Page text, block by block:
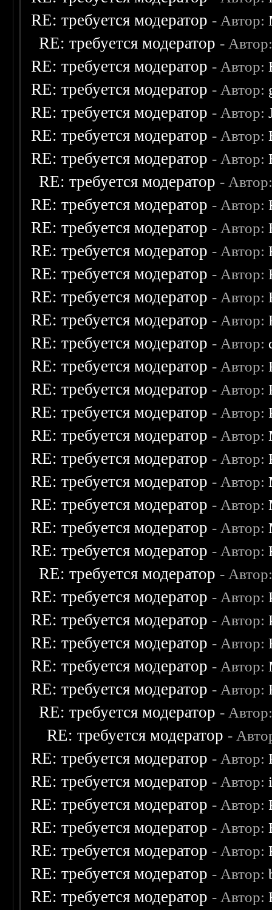
RE: требуется модератор - Автор:
RE: требуется модератор -
RE: требуется модератор - Автор:
RE: требуется модератор - Автор:
RE: требуется модератор - Автор:
RE: требуется модератор - Автор:
RE: требуется модератор - Автор:
RE: требуется модератор -
RE: требуется модератор - Автор:
RE: требуется модератор - Автор:
RE: требуется модератор - Автор:
RE: требуется модератор - Автор:
RE: требуется модератор - Автор:
RE: требуется модератор - Автор:
RE: требуется модератор - Автор:
RE: требуется модератор - Автор:
RE: требуется модератор - Автор:
RE: требуется модератор - Автор:
RE: требуется модератор - Автор:
RE: требуется модератор - Автор:
RE: требуется модератор - Автор:
RE: требуется модератор - Автор:
RE: требуется модератор - Автор:
RE: требуется модератор - Автор:
RE: требуется модератор -
RE: требуется модератор - Автор:
RE: требуется модератор - Автор:
RE: требуется модератор - Автор:
RE: требуется модератор - Автор:
RE: требуется модератор - Автор:
RE: требуется модератор -
RE: требуется модератор -
RE: требуется модератор - Автор:
RE: требуется модератор - Автор:
RE: требуется модератор - Автор:
RE: требуется модератор - Автор:
RE: требуется модератор - Автор:
RE: требуется модератор - Автор:
RE: требуется модератор - Автор: